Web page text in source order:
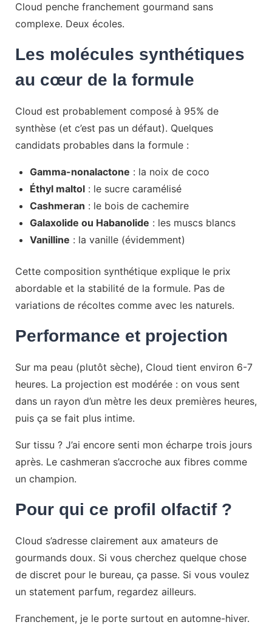
Cloud penche franchement gourmand sans
complexe. Deux écoles.
Les molécules synthétiques
au cœur de la formule
Cloud est probablement composé à 95% de
synthèse (et c’est pas un défaut). Quelques
candidats probables dans la formule :
Gamma-nonalactone : la noix de coco
Éthyl maltol : le sucre caramélisé
Cashmeran : le bois de cachemire
Galaxolide ou Habanolide : les muscs blancs
Vanilline : la vanille (évidemment)
Cette composition synthétique explique le prix
abordable et la stabilité de la formule. Pas de
variations de récoltes comme avec les naturels.
Performance et projection
Sur ma peau (plutôt sèche), Cloud tient environ 6-7
heures. La projection est modérée : on vous sent
dans un rayon d’un mètre les deux premières heures,
puis ça se fait plus intime.
Sur tissu ? J’ai encore senti mon écharpe trois jours
après. Le cashmeran s’accroche aux fibres comme
un champion.
Pour qui ce profil olfactif ?
Cloud s’adresse clairement aux amateurs de
gourmands doux. Si vous cherchez quelque chose
de discret pour le bureau, ça passe. Si vous voulez
un statement parfum, regardez ailleurs.
Franchement, je le porte surtout en automne-hiver.